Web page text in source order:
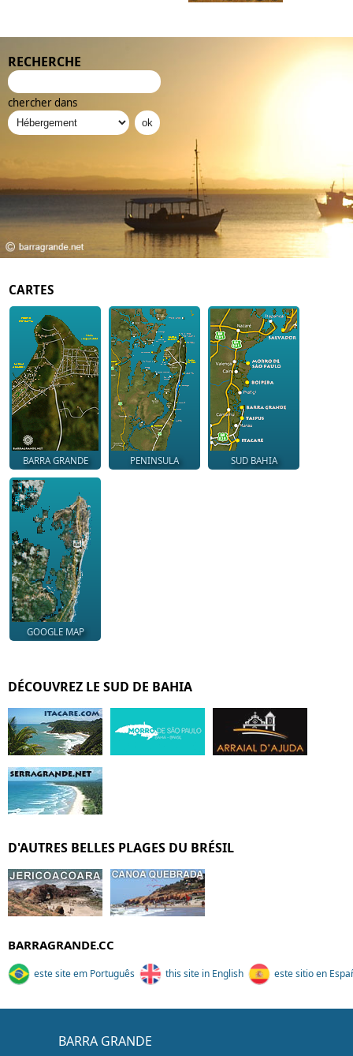
RECHERCHE
chercher dans
CARTES
BARRA GRANDE PENINSULA SUD BAHIA
GOOGLE MAP
DÉCOUVREZ LE SUD DE BAHIA
D'AUTRES BELLES PLAGES DU BRÉSIL
BARRAGRANDE.CC
este site em Português this site in English este sitio en
BARRA GRANDE